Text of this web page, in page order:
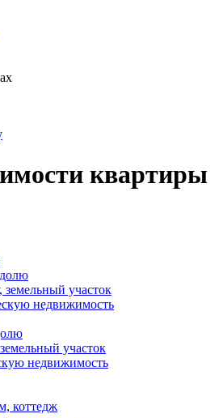
квартиры
земельный участок
недвижимость
участок
недвижимость
коттедж